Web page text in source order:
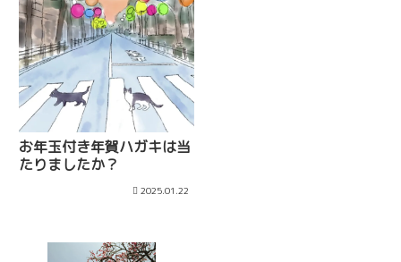
お年玉付き年賀ハガキは当
たりましたか？
2025.01.22